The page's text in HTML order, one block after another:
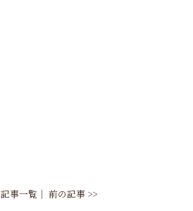
記事一覧 │ 前の記事 >>